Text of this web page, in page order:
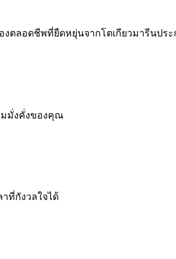
ตลอดชีพที่ยืดหยุ่นจากโตเกียวมารีนปร
มมั่งคั่งของคุณ
ที่กังวลใจได้